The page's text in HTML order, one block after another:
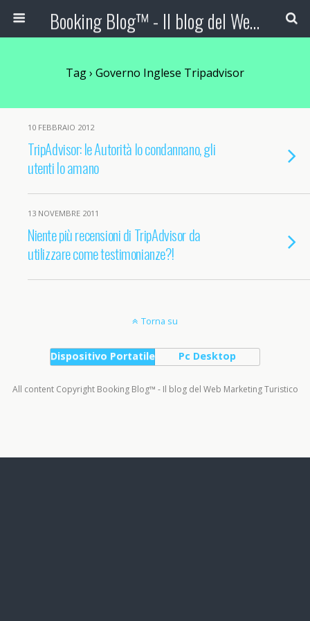
Booking Blog™ - Il blog del Web Marketing Turistico
Tag › Governo Inglese Tripadvisor
10 FEBBRAIO 2012
TripAdvisor: le Autorità lo condannano, gli
utenti lo amano
13 NOVEMBRE 2011
Niente più recensioni di TripAdvisor da
utilizzare come testimonianze?!
Torna su
Dispositivo Portatile Pc Desktop
All content Copyright Booking Blog™ - Il blog del Web Marketing Turistico